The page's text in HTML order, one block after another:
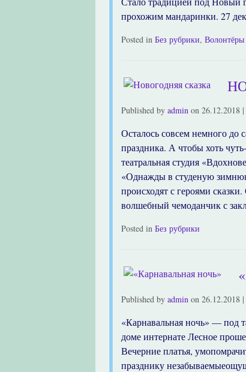
прохожим мандаринки. 27
Posted in Без рубрики, Волонтёры
Published by admin on 26.12.2018|
Осталось совсем немного до
праздника. А чтобы хоть
театральная студия
«Однажды в студеную
происходят с героями
волшебный чемоданчик с
Posted in Без рубрики
Published by admin on 26.12.2018|
«Карнавальная ночь» — под
доме интернате Лесное
Вечерние платья,
празднику